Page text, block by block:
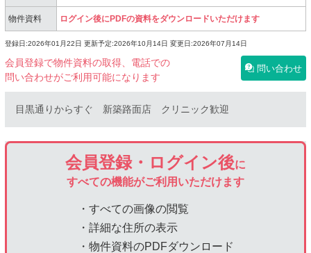
物件資料 ログイン後にPDFの資料をダウンロードいただけます
登録日:2026年01月22日 更新予定:2026年10月14日 変更日:2026年07月14日
会員登録で物件資料の取得、電話での
問い合わせがご利用可能になります
問い合わせ
目黒通りからすぐ 新築路面店 クリニック歓迎
会員登録・ログイン後に
すべての機能がご利用いただけます
・すべての画像の閲覧
・詳細な住所の表示
・物件資料のPDFダウンロード